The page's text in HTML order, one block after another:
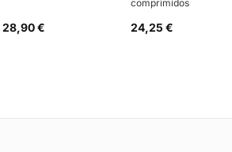
28,90 €
comprimidos
24,25 €